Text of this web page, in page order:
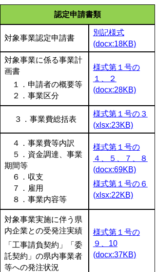
認定申請書類
対象事業認定申請書
別記様式
(docx:18KB)
対象事業に係る事業計
画書
１．申請者の概要等
２．事業区分
様式第１号の
１、２
(docx:28KB)
３．事業費総括表
様式第１号の３
(xlsx:23KB)
４．事業費等内訳
５．資金調達、事業
期間等
６．収支
７．雇用
８．事業内容等
様式第１号の
４、５、７、８
(docx:69KB)
様式第１号の６
(xlsx:22KB)
対象事業実施に伴う県
内企業との受発注実績
「工事請負契約」「委
託契約」の県内事業者
等への発注状況
様式第１号の
９、10
(docx:37KB)